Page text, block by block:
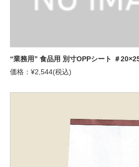
“業務用” 食品用 別寸OPPシート ＃
価格：¥2,544(税込)